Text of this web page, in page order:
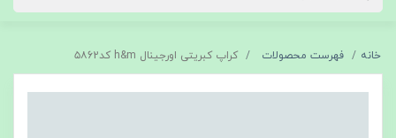
خانه فهرست محصولات کراپ کبریتی اورجینال h&m کد۵۸62